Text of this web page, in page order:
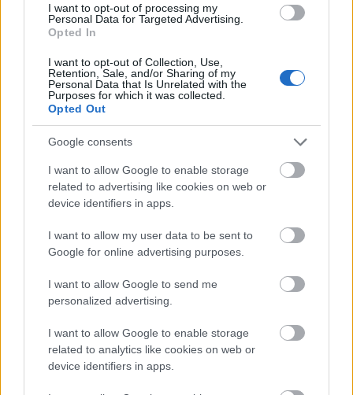
I want to opt-out of processing my
Personal Data for Targeted Advertising.
Opted In
I want to opt-out of Collection, Use,
Retention, Sale, and/or Sharing of my
Personal Data that Is Unrelated with the
Purposes for which it was collected.
Opted Out
Google consents
I want to allow Google to enable storage
related to advertising like cookies on web or
device identifiers in apps.
I want to allow my user data to be sent to
Google for online advertising purposes.
I want to allow Google to send me
personalized advertising.
I want to allow Google to enable storage
related to analytics like cookies on web or
device identifiers in apps.
MAGYAR ÉPÍTŐK
műemlékfelújítás műemlék restaurálás
Történelmi táj, amelynek minden köve mesél –
A projekt részeként megújulnak a területen található
műemlékek, köztük a különleges Műromok, valamint a közeli